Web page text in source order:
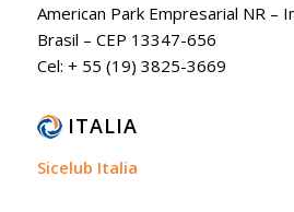
American Park Empresarial NR –
Brasil – CEP 13347-656
Cel: + 55 (19) 3825-3669
ITALIA
Sicelub Italia